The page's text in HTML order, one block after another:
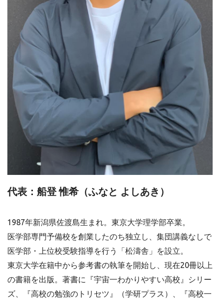
代表：船登 惟希（ふなと よしあき）
1987年新潟県佐渡島生まれ。東京大学理学部卒業。
医学部専門予備校を創業したのち独立し、集団講義なしで
医学部・上位校受験指導を行う「松濤舎」を設立。
東京大学在籍中から参考書の執筆を開始し、現在20冊以上
の書籍を出版。著書に『宇宙一わかりやすい高校』シリー
ズ、『高校の勉強のトリセツ』（学研プラス）、『高校一